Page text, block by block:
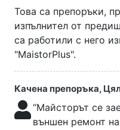
Това са препоръки,
изпълнител от
са работили с него
"MaistorPlus".
Качена препоръка,
“Майсторът се
външен ремонт